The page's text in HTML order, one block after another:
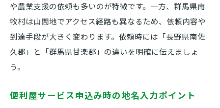
や農業支援の依頼も多いのが特徴です。一方、群馬県南
牧村は山間地でアクセス経路も異なるため、依頼内容や
到達手段が大きく変わります。依頼時には「長野県南佐
久郡」と「群馬県甘楽郡」の違いを明確に伝えましょ
う。
便利屋サービス申込み時の地名入力ポイント